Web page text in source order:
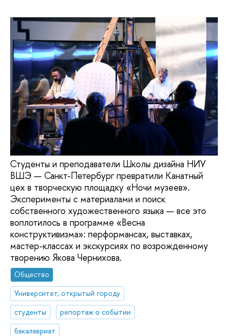
Студенты и преподаватели Школы дизайна НИУ
ВШЭ — Санкт-Петербург превратили Канатный
цех в творческую площадку «Ночи музеев».
Эксперименты с материалами и поиск
собственного художественного языка — все это
воплотилось в программе «Весна
конструктивизма»: перформансах, выставках,
мастер-классах и экскурсиях по возрожденному
творению Якова Чернихова.
Общество
Университет, открытый городу
студенты
репортаж о событии
бакалавриат